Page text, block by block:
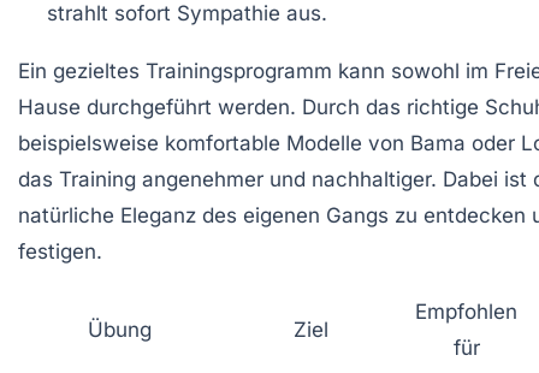
strahlt sofort Sympathie aus.
Ein gezieltes Trainingsprogramm kann sowohl im
Hause durchgeführt werden. Durch das richtige
beispielsweise komfortable Modelle von Bama oder
das Training angenehmer und nachhaltiger. Dabei ist
natürliche Eleganz des eigenen Gangs zu entdecken
festigen.
Übung Ziel
Empfohlen
für